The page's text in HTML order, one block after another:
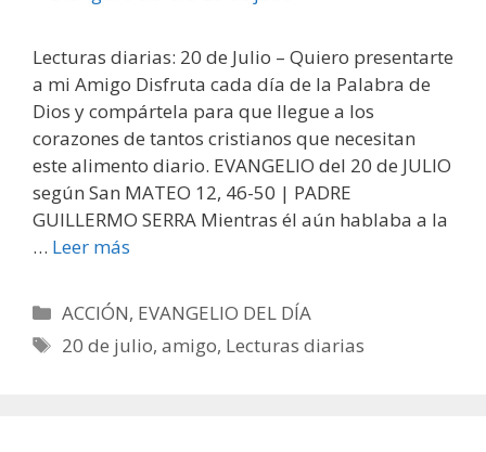
Lecturas diarias: 20 de Julio – Quiero presentarte
a mi Amigo Disfruta cada día de la Palabra de
Dios y compártela para que llegue a los
corazones de tantos cristianos que necesitan
este alimento diario. EVANGELIO del 20 de JULIO
según San MATEO 12, 46-50 | PADRE
GUILLERMO SERRA Mientras él aún hablaba a la
… Leer más
Categorías
ACCIÓN, EVANGELIO DEL DÍA
Etiquetas
20 de julio,amigo, Lecturas diarias